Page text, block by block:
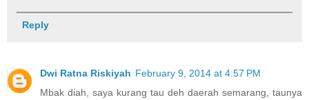
Reply
Dwi Ratna Riskiyah February 9, 2014 at 4:57 PM
Mbak diah, saya kurang tau deh daerah semarang, taunya